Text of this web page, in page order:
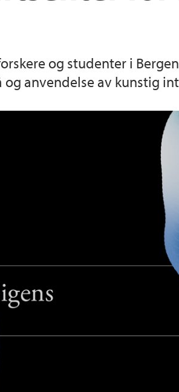
og studenter i
anvendelse av kunstig